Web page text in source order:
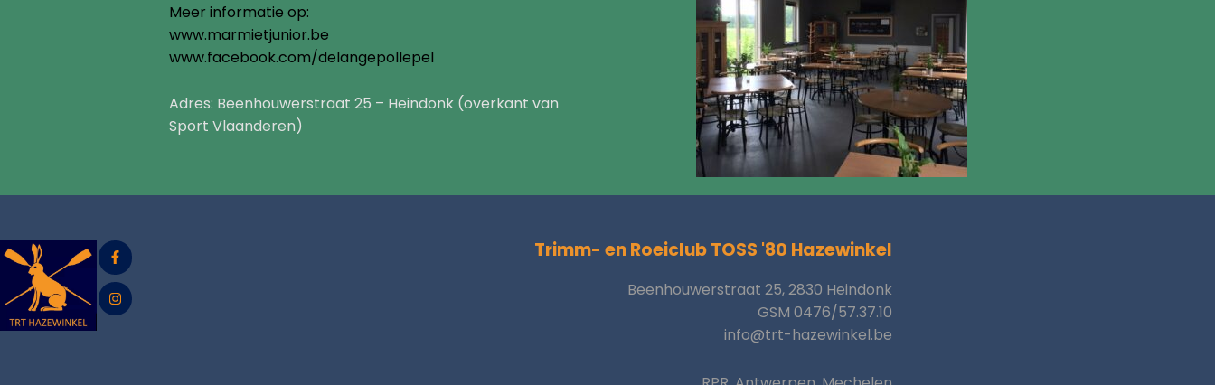
Meer informatie op:
www.marmietjunior.be
www.facebook.com/delangepollepel
Adres: Beenhouwerstraat 25 – Heindonk (overkant van
Sport Vlaanderen)
F
a
c
e
b
o
I
n
s
Trimm- en Roeiclub TOSS '80 Hazewinkel
Beenhouwerstraat 25, 2830 Heindonk
GSM 0476/57.37.10
info@trt-hazewinkel.be